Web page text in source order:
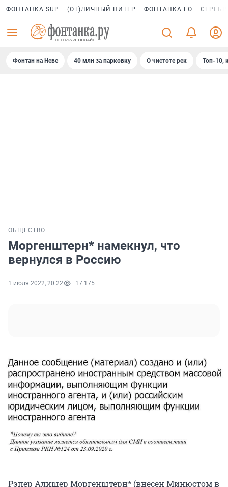
ФОНТАНКА SUP (ОТ)ЛИЧНЫЙ ПИТЕР ФОНТАНКА ГО
Фонтан на Неве 40 млн за парковку О чистоте рек Топ-10,
ОБЩЕСТВО
Моргенштерн* намекнул, что
вернулся в Россию
1 июля 2022, 20:22 17 175
Рэпер Алишер Моргенштерн* (внесен Минюстом в